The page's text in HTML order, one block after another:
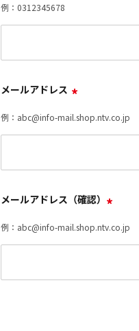
例：0312345678
メールアドレス *
例：abc@info-mail.shop.ntv.co.jp
メールアドレス（確認） *
例：abc@info-mail.shop.ntv.co.jp